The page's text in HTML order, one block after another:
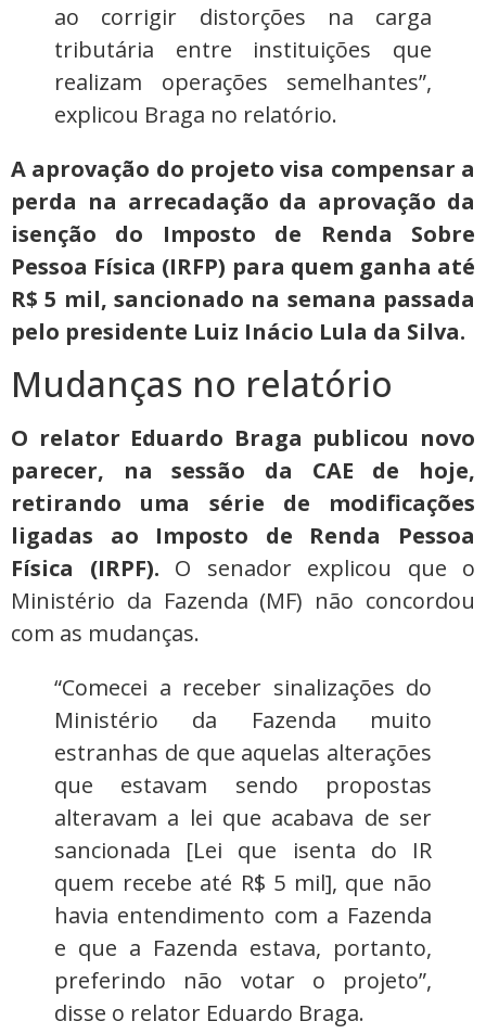
ao corrigir distorções na carga
tributária entre instituições que
realizam operações semelhantes”,
explicou Braga no relatório.
A aprovação do projeto visa compensar a
perda na arrecadação da aprovação da
isenção do Imposto de Renda Sobre
Pessoa Física (IRFP) para quem ganha até
R$ 5 mil, sancionado na semana passada
pelo presidente Luiz Inácio Lula da Silva.
Mudanças no relatório
O relator Eduardo Braga publicou novo
parecer, na sessão da CAE de hoje,
retirando uma série de modificações
ligadas ao Imposto de Renda Pessoa
Física (IRPF). O senador explicou que o
Ministério da Fazenda (MF) não concordou
com as mudanças.
“Comecei a receber sinalizações do
Ministério da Fazenda muito
estranhas de que aquelas alterações
que estavam sendo propostas
alteravam a lei que acabava de ser
sancionada [Lei que isenta do IR
quem recebe até R$ 5 mil], que não
havia entendimento com a Fazenda
e que a Fazenda estava, portanto,
preferindo não votar o projeto”,
disse o relator Eduardo Braga.